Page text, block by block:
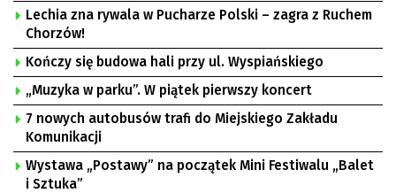
Lechia zna rywala w Pucharze Polski – zagra z Ruchem
Chorzów!
Kończy się budowa hali przy ul. Wyspiańskiego
„Muzyka w parku”. W piątek pierwszy koncert
7 nowych autobusów trafi do Miejskiego Zakładu
Komunikacji
Wystawa „Postawy” na początek Mini Festiwalu „Balet
i Sztuka”